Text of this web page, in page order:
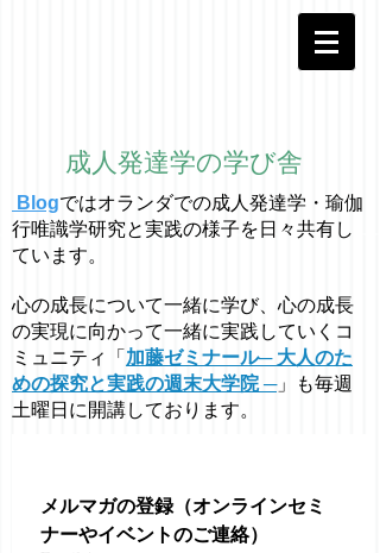
成人発達学の学び舎
Blogではオラ ンダでの成人発達学・ 瑜伽
行唯識学研究と実践の様子を日々共有し
ています。
心の成長について一緒に学び、心の成長
の実現に向かって一緒に実践していくコ
ミュニティ「 加藤ゼミナール─ 大人のた
めの探究と実践の週末大学院 ─」も毎週
土曜日に開講しております。
メルマガの登録（オンラインセミ
ナーやイベントのご連絡）